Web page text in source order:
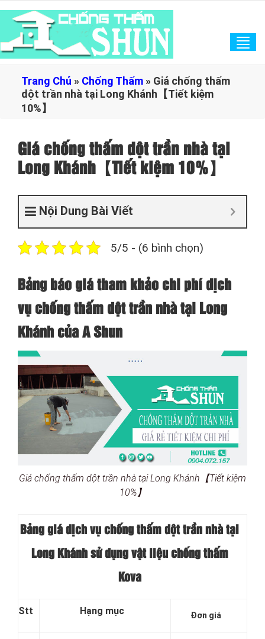
Trang Chủ » Chống Thấm » Giá chống thấm
dột trần nhà tại Long Khánh【Tiết kiệm
10%】
Giá chống thấm dột trần nhà tại
Long Khánh【Tiết kiệm 10%】
Nội Dung Bài Viết
5/5 - (6 bình chọn)
Bảng báo giá tham khảo chi phí dịch
vụ chống thấm dột trần nhà tại Long
Khánh của A Shun
Giá chống thấm dột trần nhà tại Long Khánh【Tiết kiệm
10%】
Bảng giá dịch vụ chống thấm dột trần nhà tại
Long Khánh sử dụng vật liệu chống thấm
Kova
Stt Hạng mục Đơn giá